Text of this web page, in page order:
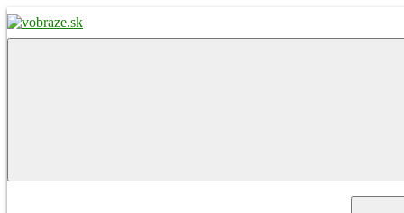
Skip
to
Menu